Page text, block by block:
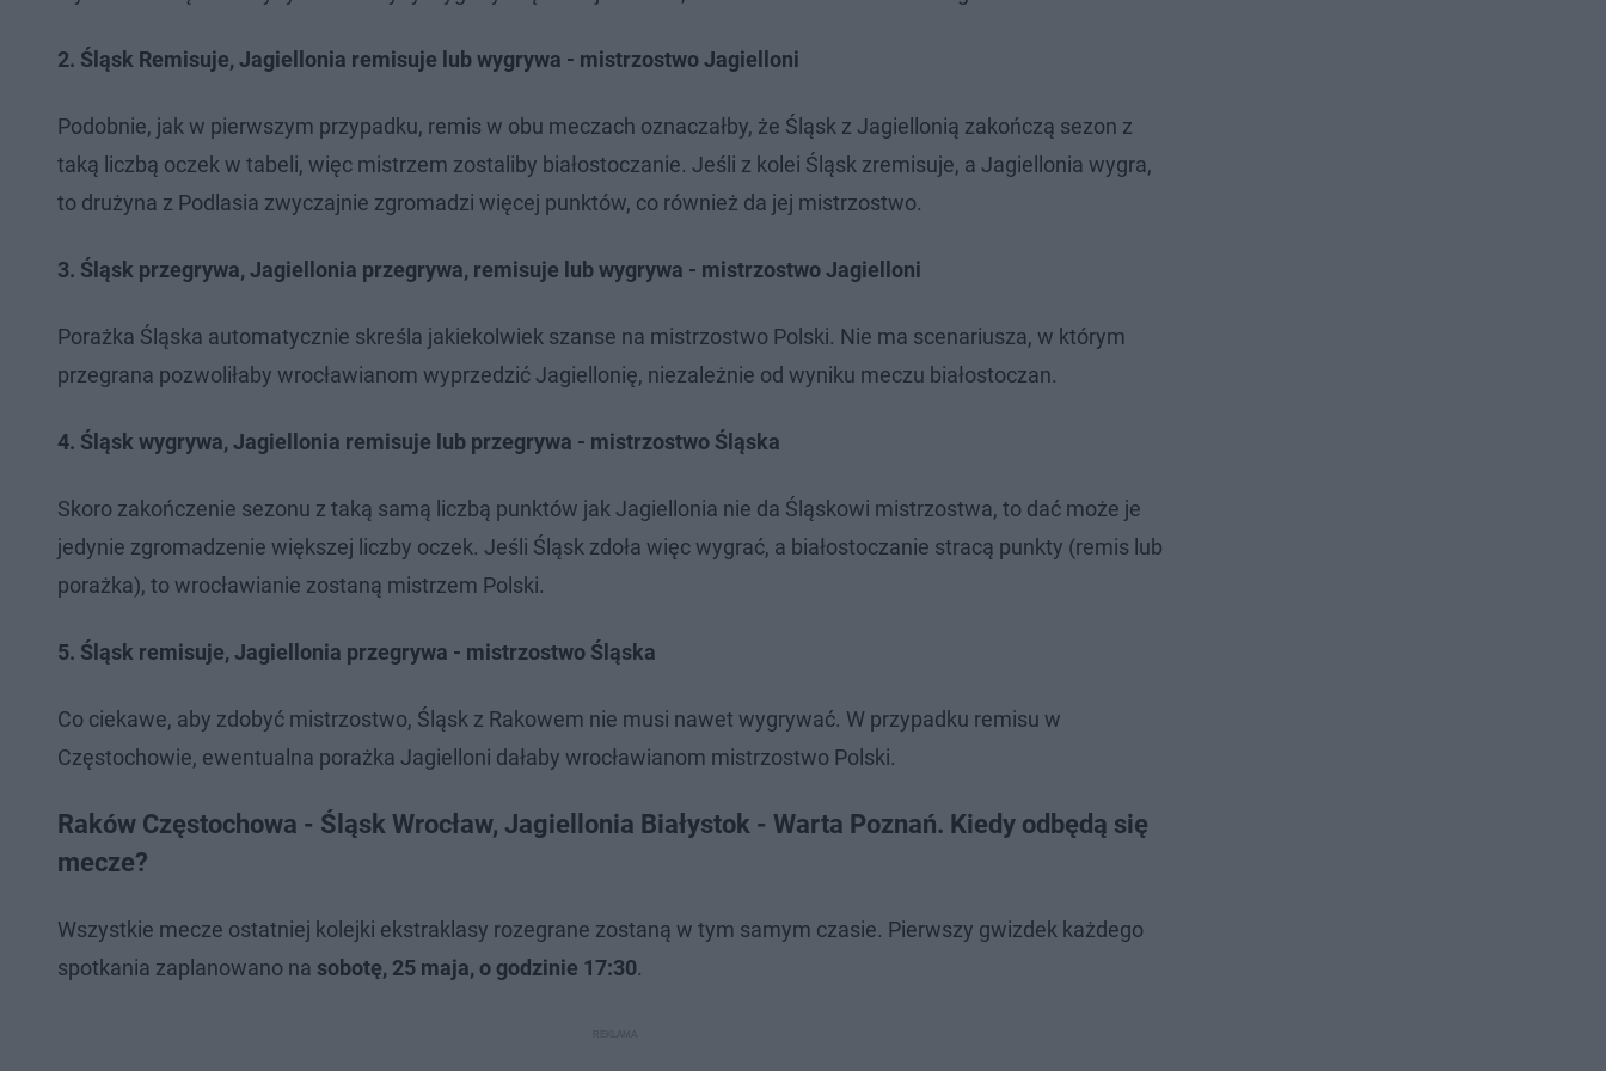
2. Śląsk Remisuje, Jagiellonia remisuje lub wygrywa - mistrzostwo Jagielloni
Podobnie, jak w pierwszym przypadku, remis w obu meczach oznaczałby, że Śląsk z Jagiellonią zakończą sezon z
taką liczbą oczek w tabeli, więc mistrzem zostaliby białostoczanie. Jeśli z kolei Śląsk zremisuje, a Jagiellonia wygra,
to drużyna z Podlasia zwyczajnie zgromadzi więcej punktów, co również da jej mistrzostwo.
3. Śląsk przegrywa, Jagiellonia przegrywa, remisuje lub wygrywa - mistrzostwo Jagielloni
Porażka Śląska automatycznie skreśla jakiekolwiek szanse na mistrzostwo Polski. Nie ma scenariusza, w którym
przegrana pozwoliłaby wrocławianom wyprzedzić Jagiellonię, niezależnie od wyniku meczu białostoczan.
4. Śląsk wygrywa, Jagiellonia remisuje lub przegrywa - mistrzostwo Śląska
Skoro zakończenie sezonu z taką samą liczbą punktów jak Jagiellonia nie da Śląskowi mistrzostwa, to dać może je
jedynie zgromadzenie większej liczby oczek. Jeśli Śląsk zdoła więc wygrać, a białostoczanie stracą punkty (remis lub
porażka), to wrocławianie zostaną mistrzem Polski.
5. Śląsk remisuje, Jagiellonia przegrywa - mistrzostwo Śląska
Co ciekawe, aby zdobyć mistrzostwo, Śląsk z Rakowem nie musi nawet wygrywać. W przypadku remisu w
Częstochowie, ewentualna porażka Jagielloni dałaby wrocławianom mistrzostwo Polski.
Raków Częstochowa - Śląsk Wrocław, Jagiellonia Białystok - Warta Poznań. Kiedy odbędą się
mecze?
Wszystkie mecze ostatniej kolejki ekstraklasy rozegrane zostaną w tym samym czasie. Pierwszy gwizdek każdego
spotkania zaplanowano na sobotę, 25 maja, o godzinie 17:30.